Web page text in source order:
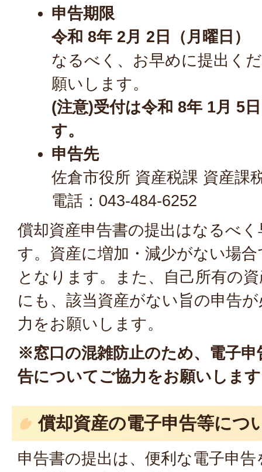
申告期限
令和 8年 2月 2日（月曜日）
なるべく、お早めに提出く
願いします。
(注意)受付は令和 8年 1月 5
す。
申告先
佐倉市役所 資産税課 資産課
電話：043-484-6252
償却資産申告書の提出はなるべ
す。資産に増加・減少がない場
となります。また、自己所有の
にも、該当資産がない旨の申告
力をお願いします。
※窓口の混雑防止のため、電子
告についてご協力をお願いしま
償却資産の電子申告等につ
申告書の提出は、便利な電子申